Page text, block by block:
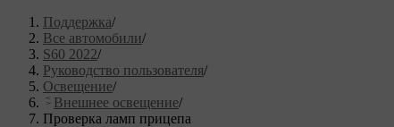
Поддержка/
Все автомобили/
S60 2022/
Руководство пользователя/
Освещение/
Внешнее освещение/
Проверка ламп прицепа